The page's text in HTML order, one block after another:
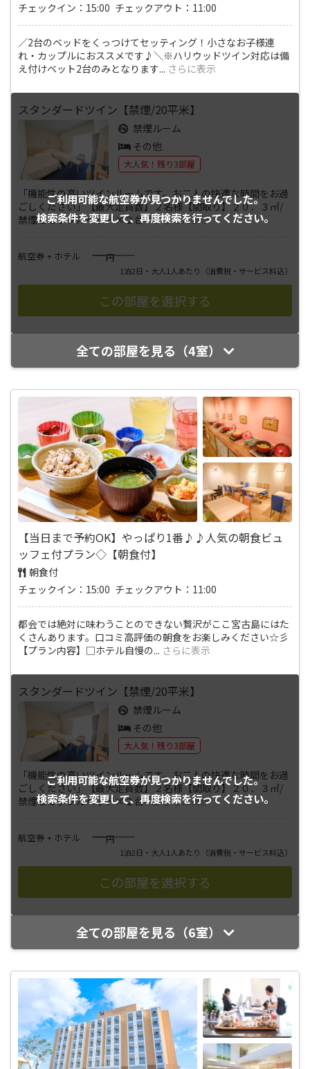
チェックイン：15:00 チェックアウト：11:00
／2台のベッドをくっつけてセッティング！小さなお子様連
れ・カップルにおススメです♪＼※ハリウッドツイン対応は備
え付けベット2台のみとなります... さらに表示
ご利用可能な航空券が見つかりませんでした。
検索条件を変更して、再度検索を行ってください。
スタンダードツイン【禁煙/20平米】
禁煙ルーム
その他
大人気！残り3部屋
「機能性の高いツインルームです。お二人の快適な時間をお過
ごしください」【最大定員数】２名様【間取り】２０．３㎡/
禁煙セミダブルベッド×２台ベ...さらに表示
航空券 + ホテル ――――円
1泊2日・大人1人あたり （消費税・サービス料込）
全ての部屋を見る（4室）
【当日まで予約OK】やっぱり1番♪♪人気の朝食ビュ
ッフェ付プラン◇【朝食付】
朝食付
チェックイン：15:00 チェックアウト：11:00
都会では絶対に味わうことのできない贅沢がここ宮古島にはた
くさんあります。口コミ高評価の朝食をお楽しみください☆彡
【プラン内容】□ホテル自慢の... さらに表示
ご利用可能な航空券が見つかりませんでした。
検索条件を変更して、再度検索を行ってください。
スタンダードツイン【禁煙/20平米】
禁煙ルーム
その他
大人気！残り3部屋
「機能性の高いツインルームです。お二人の快適な時間をお過
ごしください」【最大定員数】２名様【間取り】２０．３㎡/
禁煙セミダブルベッド×２台ベ...さらに表示
航空券 + ホテル ――――円
1泊2日・大人1人あたり （消費税・サービス料込）
全ての部屋を見る（6室）